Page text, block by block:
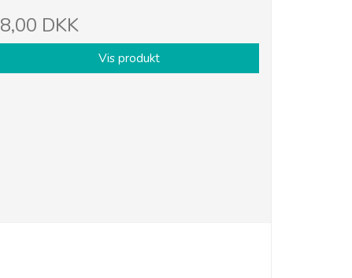
8,00 DKK
Vis produkt